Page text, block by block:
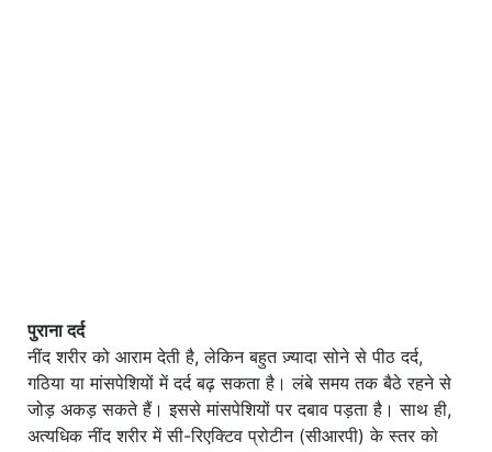
पुराना दर्द
नींद शरीर को आराम देती है, लेकिन बहुत ज़्यादा सोने से पीठ दर्द,
गठिया या मांसपेशियों में दर्द बढ़ सकता है। लंबे समय तक बैठे रहने से
जोड़ अकड़ सकते हैं। इससे मांसपेशियों पर दबाव पड़ता है। साथ ही,
अत्यधिक नींद शरीर में सी-रिएक्टिव प्रोटीन (सीआरपी) के स्तर को